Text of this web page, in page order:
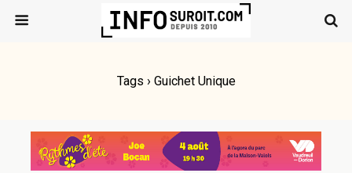
Tags › Guichet Unique